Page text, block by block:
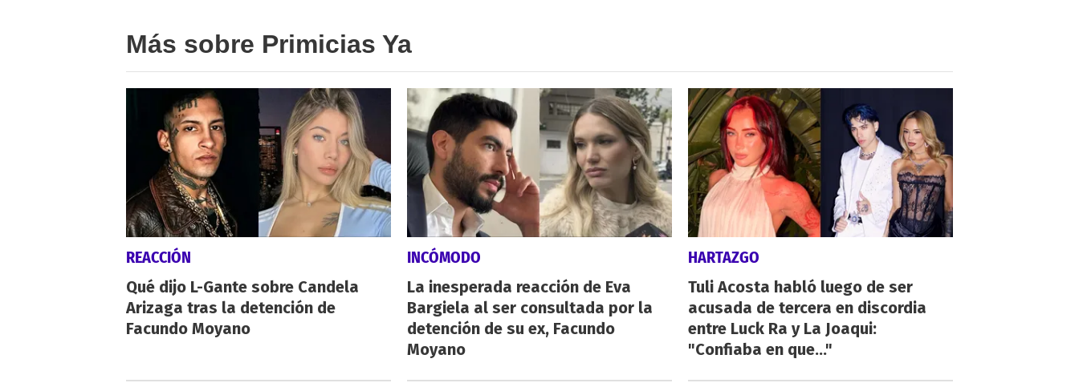
Más sobre Primicias Ya
REACCIÓN
Qué dijo L-Gante sobre Candela
Arizaga tras la detención de
Facundo Moyano
INCÓMODO
La inesperada reacción de Eva
Bargiela al ser consultada por la
detención de su ex, Facundo
Moyano
HARTAZGO
Tuli Acosta habló luego de ser
acusada de tercera en discordia
entre Luck Ra y La Joaqui:
"Confiaba en que..."